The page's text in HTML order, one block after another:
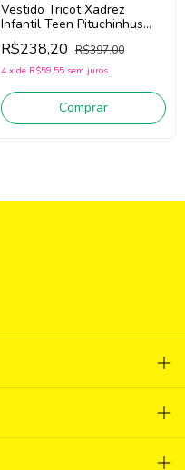
Vestido Tricot Xadrez
Infantil Teen Pituchinhus
30005 (Preto/Off
White/Vermelho)
R$238,20 R$397,00
4 x de R$59,55 sem juros
Comprar